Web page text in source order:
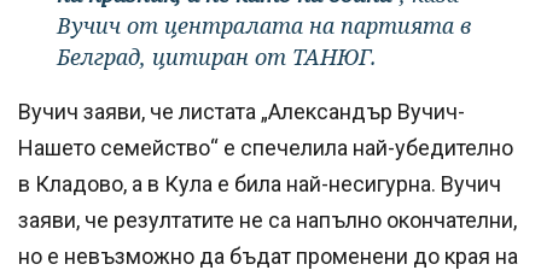
Вучич от централата на партията в
Белград, цитиран от ТАНЮГ.
Вучич заяви, че листата „Александър Вучич-
Нашето семейство“ е спечелила най-убедително
в Кладово, а в Кула е била най-несигурна. Вучич
заяви, че резултатите не са напълно окончателни,
но е невъзможно да бъдат променени до края на